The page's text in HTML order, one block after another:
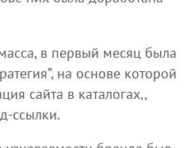
в первый месяц была
на основе которой
сайта в каталогах,,
ссылки.